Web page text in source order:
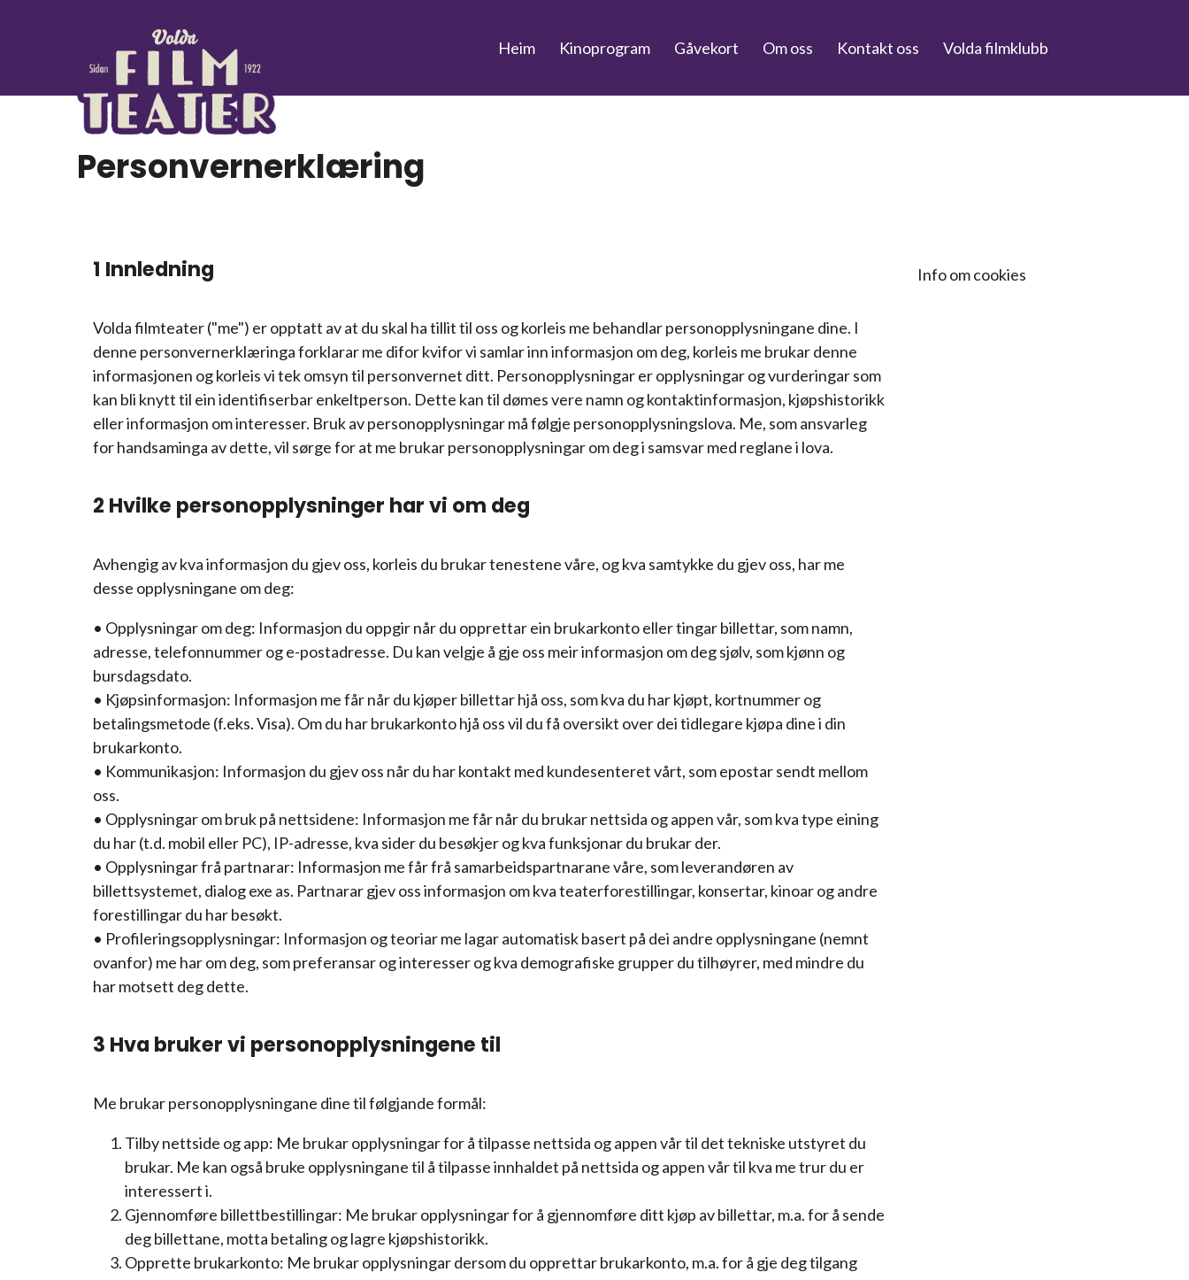
Heim Kinoprogram Gåvekort Om oss Kontakt oss Volda filmklubb
Personvernerklæring
1 Innledning
Volda filmteater ("me") er opptatt av at du skal ha tillit til oss og korleis me behandlar personopplysningane dine. I
denne personvernerklæringa forklarar me difor kvifor vi samlar inn informasjon om deg, korleis me brukar denne
informasjonen og korleis vi tek omsyn til personvernet ditt. Personopplysningar er opplysningar og vurderingar som
kan bli knytt til ein identifiserbar enkeltperson. Dette kan til dømes vere namn og kontaktinformasjon, kjøpshistorikk
eller informasjon om interesser. Bruk av personopplysningar må følgje personopplysningslova. Me, som ansvarleg
for handsaminga av dette, vil sørge for at me brukar personopplysningar om deg i samsvar med reglane i lova.
2 Hvilke personopplysninger har vi om deg
Avhengig av kva informasjon du gjev oss, korleis du brukar tenestene våre, og kva samtykke du gjev oss, har me
desse opplysningane om deg:
• Opplysningar om deg: Informasjon du oppgir når du opprettar ein brukarkonto eller tingar billettar, som namn,
adresse, telefonnummer og e-postadresse. Du kan velgje å gje oss meir informasjon om deg sjølv, som kjønn og
bursdagsdato.
• Kjøpsinformasjon: Informasjon me får når du kjøper billettar hjå oss, som kva du har kjøpt, kortnummer og
betalingsmetode (f.eks. Visa). Om du har brukarkonto hjå oss vil du få oversikt over dei tidlegare kjøpa dine i din
brukarkonto.
• Kommunikasjon: Informasjon du gjev oss når du har kontakt med kundesenteret vårt, som epostar sendt mellom
oss.
• Opplysningar om bruk på nettsidene: Informasjon me får når du brukar nettsida og appen vår, som kva type eining
du har (t.d. mobil eller PC), IP-adresse, kva sider du besøkjer og kva funksjonar du brukar der.
• Opplysningar frå partnarar: Informasjon me får frå samarbeidspartnarane våre, som leverandøren av
billettsystemet, dialog exe as. Partnarar gjev oss informasjon om kva teaterforestillingar, konsertar, kinoar og andre
forestillingar du har besøkt.
• Profileringsopplysningar: Informasjon og teoriar me lagar automatisk basert på dei andre opplysningane (nemnt
ovanfor) me har om deg, som preferansar og interesser og kva demografiske grupper du tilhøyrer, med mindre du
har motsett deg dette.
3 Hva bruker vi personopplysningene til
Me brukar personopplysningane dine til følgjande formål:
Tilby nettside og app: Me brukar opplysningar for å tilpasse nettsida og appen vår til det tekniske utstyret du
brukar. Me kan også bruke opplysningane til å tilpasse innhaldet på nettsida og appen vår til kva me trur du er
interessert i.
Gjennomføre billettbestillingar: Me brukar opplysningar for å gjennomføre ditt kjøp av billettar, m.a. for å sende
deg billettane, motta betaling og lagre kjøpshistorikk.
Opprette brukarkonto: Me brukar opplysningar dersom du opprettar brukarkonto, m.a. for å gje deg tilgang
Info om cookies